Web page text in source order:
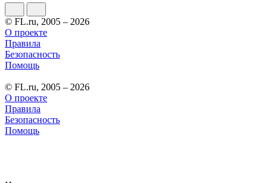
© FL.ru, 2005 – 2026
О проекте
Правила
Безопасность
Помощь
© FL.ru, 2005 – 2026
О проекте
Правила
Безопасность
Помощь